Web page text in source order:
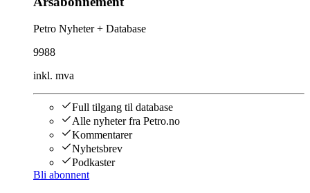
Petro Nyheter + Database
9988
inkl. mva
Full tilgang til database
Alle nyheter fra Petro.no
Kommentarer
Nyhetsbrev
Podkaster
Bli abonnent